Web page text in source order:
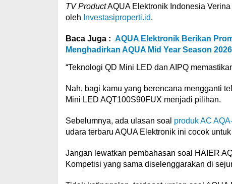
TV ProductAQUA Elektronik Indonesia
oleh Investasiproperti.id.
Baca Juga : AQUA Elektronik Berikan
Menghadirkan AQUA Mid Year Season 2026
“Teknologi QD Mini LED dan AIPQ
Nah, bagi kamu yang berencana mengganti
Mini LED AQT100S90FUX menjadi pilihan.
Sebelumnya, ada ulasan soal produk AC
udara terbaru AQUA Elektronik ini cocok
Jangan lewatkan pembahasan soal HAIER
Kompetisi yang sama diselenggarakan di